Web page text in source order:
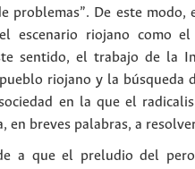
problemas”. De este
escenario riojano como
sentido, el trabajo de la
riojano y la
en la que el
en breves palabras, a
a que el preludio del